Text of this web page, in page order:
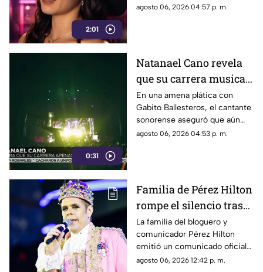
2:01
celebridades y condiciones
agosto 06, 2026 04:57 p. m.
0:31
Natanael Cano revela
que su carrera musical
apenas está
empezando
En una amena plática con
Gabito Ballesteros, el cantante
sonorense aseguró que aún
tiene un largo camino por
agosto 06, 2026 04:53 p. m.
Familia de Pérez Hilton
rompe el silencio tras
incidente en vivo
La familia del bloguero y
comunicador Pérez Hilton
emitió un comunicado oficial
para agradecer las muestras de
agosto 06, 2026 12:42 p. m.